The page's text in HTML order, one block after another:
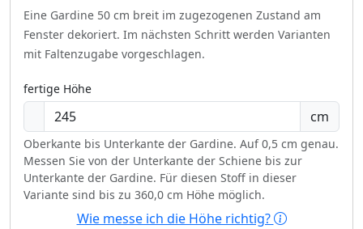
Eine Gardine 50 cm breit im zugezogenen Zustand am
Fenster dekoriert. Im nächsten Schritt werden Varianten
mit Faltenzugabe vorgeschlagen.
fertige Höhe
cm
Oberkante bis Unterkante der Gardine. Auf 0,5 cm genau.
Messen Sie von der Unterkante der Schiene bis zur
Unterkante der Gardine. Für diesen Stoff in dieser
Variante sind bis zu 360,0 cm Höhe möglich.
Wie messe ich die Höhe richtig?